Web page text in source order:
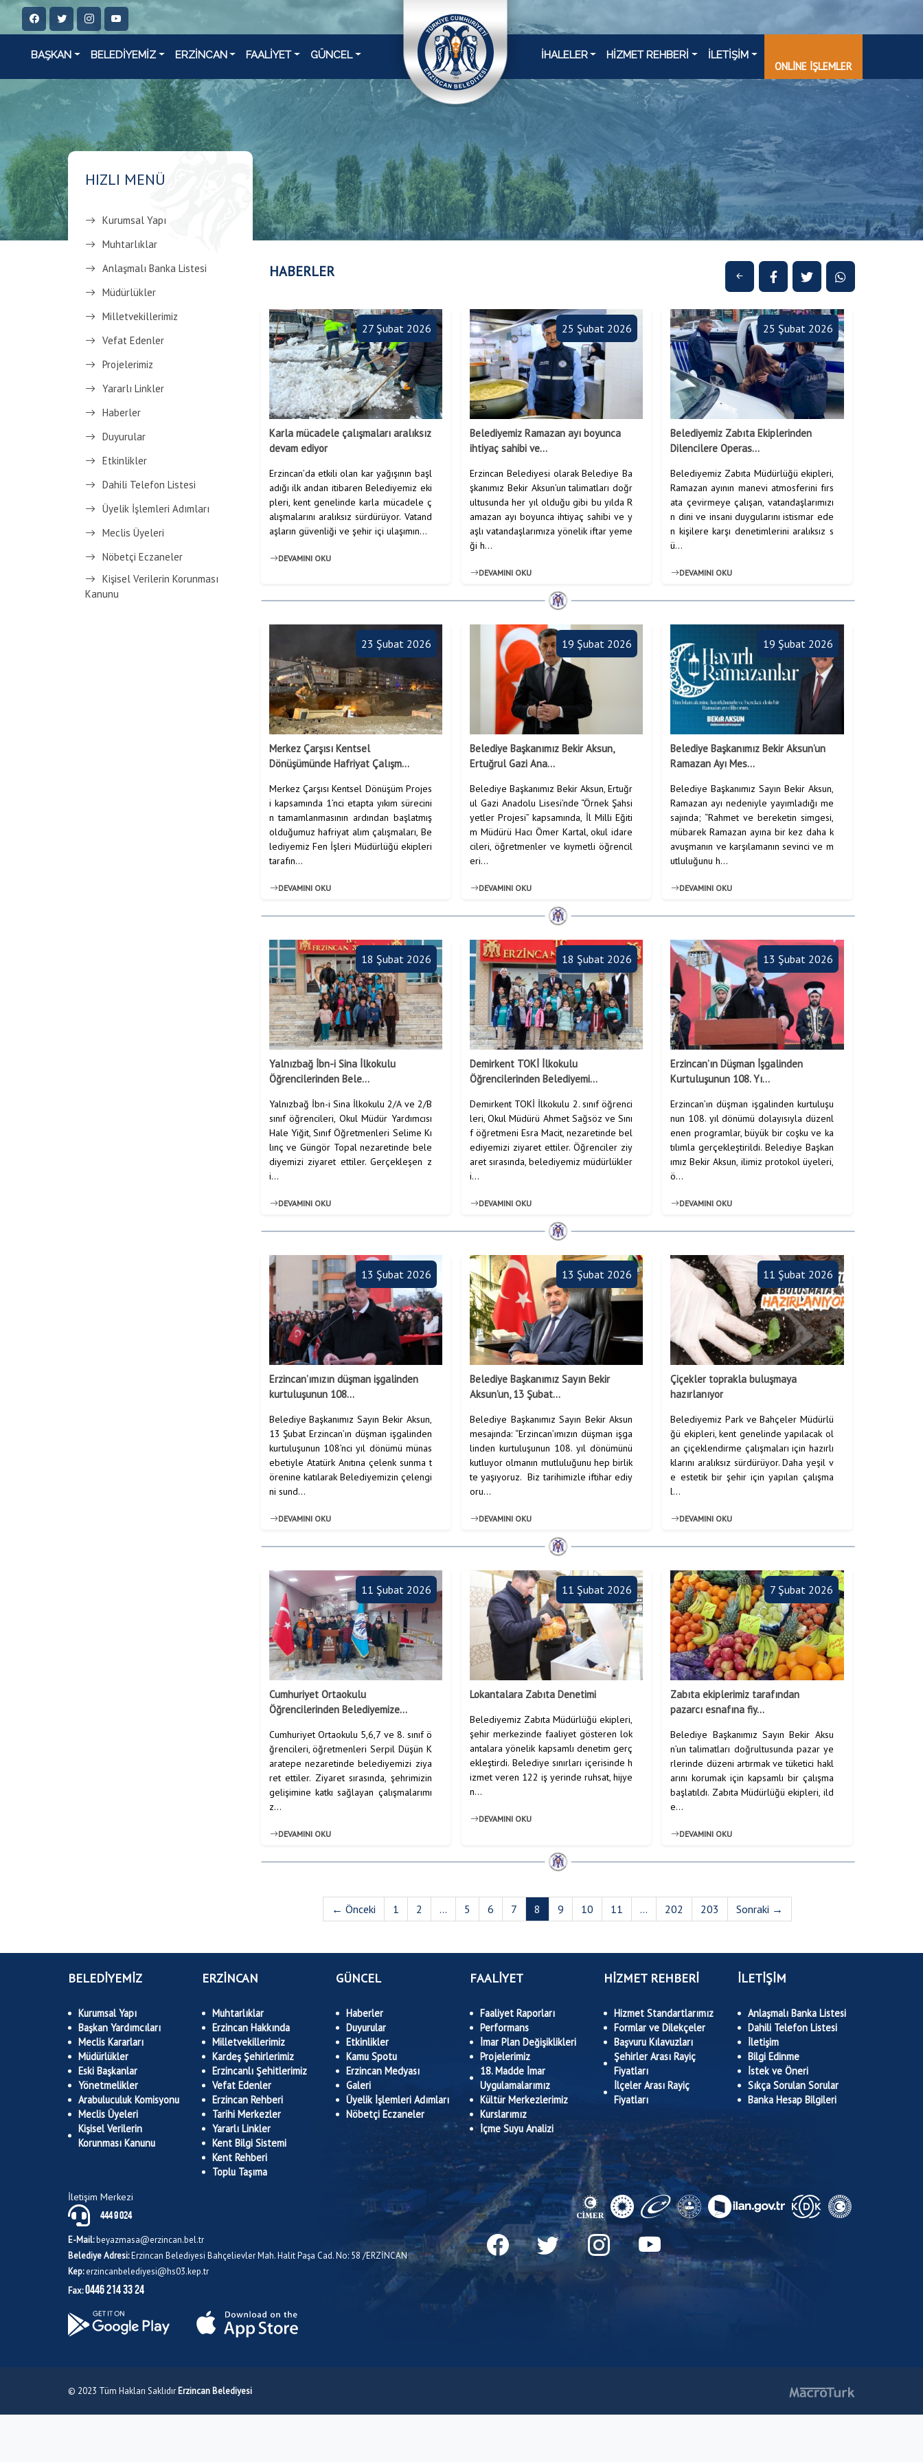
BAŞKAN BELEDİYEMİZ ERZİNCAN FAALİYET GÜNCEL İHALELER HİZMET REHBERİ İLETİŞİM
ONLİNE İŞLEMLER
Anasayfa / Haberler
HIZLI MENÜ
Kurumsal Yapı
Muhtarlıklar
Anlaşmalı Banka Listesi
Müdürlükler
Milletvekillerimiz
Vefat Edenler
Projelerimiz
Yararlı Linkler
Haberler
Duyurular
Etkinlikler
Dahili Telefon Listesi
Üyelik İşlemleri Adımları
Meclis Üyeleri
Nöbetçi Eczaneler
Kişisel Verilerin Korunması
Kanunu
HABERLER
27 Şubat 2026
Karla mücadele çalışmaları aralıksız
devam ediyor
Erzincan’da etkili olan kar yağışının başl
adığı ilk andan itibaren Belediyemiz eki
pleri, kent genelinde karla mücadele ç
alışmalarını aralıksız sürdürüyor. Vatand
aşların güvenliği ve şehir içi ulaşımın...
DEVAMINI OKU
25 Şubat 2026
Belediyemiz Ramazan ayı boyunca
ihtiyaç sahibi ve...
Erzincan Belediyesi olarak Belediye Ba
şkanımız Bekir Aksun’un talimatları doğr
ultusunda her yıl olduğu gibi bu yılda R
amazan ayı boyunca ihtiyaç sahibi ve y
aşlı vatandaşlarımıza yönelik iftar yeme
ği h...
DEVAMINI OKU
25 Şubat 2026
Belediyemiz Zabıta Ekiplerinden
Dilencilere Operas...
Belediyemiz Zabıta Müdürlüğü ekipleri,
Ramazan ayının manevi atmosferini fırs
ata çevirmeye çalışan, vatandaşlarımızı
n dini ve insani duygularını istismar ede
n kişilere karşı denetimlerini aralıksız s
ü...
DEVAMINI OKU
23 Şubat 2026
Merkez Çarşısı Kentsel
Dönüşümünde Hafriyat Çalışm...
Merkez Çarşısı Kentsel Dönüşüm Projes
i kapsamında 1’nci etapta yıkım sürecini
n tamamlanmasının ardından başlatmış
olduğumuz hafriyat alım çalışmaları, Be
lediyemiz Fen İşleri Müdürlüğü ekipleri
tarafın...
DEVAMINI OKU
19 Şubat 2026
Belediye Başkanımız Bekir Aksun,
Ertuğrul Gazi Ana...
Belediye Başkanımız Bekir Aksun, Ertuğr
ul Gazi Anadolu Lisesi’nde “Örnek Şahsi
yetler Projesi” kapsamında, İl Milli Eğiti
m Müdürü Hacı Ömer Kartal, okul idare
cileri, öğretmenler ve kıymetli öğrencil
eri...
DEVAMINI OKU
19 Şubat 2026
Belediye Başkanımız Bekir Aksun’un
Ramazan Ayı Mes...
Belediye Başkanımız Sayın Bekir Aksun,
Ramazan ayı nedeniyle yayımladığı me
sajında; “Rahmet ve bereketin simgesi,
mübarek Ramazan ayına bir kez daha k
avuşmanın ve karşılamanın sevinci ve m
utluluğunu h...
DEVAMINI OKU
18 Şubat 2026
Yalnızbağ İbn-i Sina İlkokulu
Öğrencilerinden Bele...
Yalnızbağ İbn-i Sina İlkokulu 2/A ve 2/B
sınıf öğrencileri, Okul Müdür Yardımcısı
Hale Yiğit, Sınıf Öğretmenleri Selime Kı
lınç ve Güngör Topal nezaretinde bele
diyemizi ziyaret ettiler. Gerçekleşen z
i...
DEVAMINI OKU
18 Şubat 2026
Demirkent TOKİ İlkokulu
Öğrencilerinden Belediyemi...
Demirkent TOKİ İlkokulu 2. sınıf öğrenci
leri, Okul Müdürü Ahmet Sağsöz ve Sını
f öğretmeni Esra Macit, nezaretinde bel
ediyemizi ziyaret ettiler. Öğrenciler ziy
aret sırasında, belediyemiz müdürlükler
i...
DEVAMINI OKU
13 Şubat 2026
Erzincan’ın Düşman İşgalinden
Kurtuluşunun 108. Yı...
Erzincan’ın düşman işgalinden kurtuluşu
nun 108. yıl dönümü dolayısıyla düzenl
enen programlar, büyük bir coşku ve ka
tılımla gerçekleştirildi. Belediye Başkan
ımız Bekir Aksun, ilimiz protokol üyeleri,
ö...
DEVAMINI OKU
13 Şubat 2026
Erzincan’ımızın düşman işgalinden
kurtuluşunun 108...
Belediye Başkanımız Sayın Bekir Aksun,
13 Şubat Erzincan’ın düşman işgalinden
kurtuluşunun 108’nci yıl dönümü münas
ebetiyle Atatürk Anıtına çelenk sunma t
örenine katılarak Belediyemizin çelengi
ni sund...
DEVAMINI OKU
13 Şubat 2026
Belediye Başkanımız Sayın Bekir
Aksun’un, 13 Şubat...
Belediye Başkanımız Sayın Bekir Aksun
mesajında: “Erzincan’ımızın düşman işga
linden kurtuluşunun 108. yıl dönümünü
kutluyor olmanın mutluluğunu hep birlik
te yaşıyoruz. Biz tarihimizle iftihar ediy
oru...
DEVAMINI OKU
11 Şubat 2026
Çiçekler toprakla buluşmaya
hazırlanıyor
Belediyemiz Park ve Bahçeler Müdürlü
ğü ekipleri, kent genelinde yapılacak ol
an çiçeklendirme çalışmaları için hazırlı
klarını aralıksız sürdürüyor. Daha yeşil v
e estetik bir şehir için yapılan çalışma
l...
DEVAMINI OKU
11 Şubat 2026
Cumhuriyet Ortaokulu
Öğrencilerinden Belediyemize...
Cumhuriyet Ortaokulu 5,6,7 ve 8. sınıf ö
ğrencileri, öğretmenleri Serpil Düşün K
aratepe nezaretinde belediyemizi ziya
ret ettiler. Ziyaret sırasında, şehrimizin
gelişimine katkı sağlayan çalışmalarımı
z...
DEVAMINI OKU
11 Şubat 2026
Lokantalara Zabıta Denetimi
Belediyemiz Zabıta Müdürlüğü ekipleri,
şehir merkezinde faaliyet gösteren lok
antalara yönelik kapsamlı denetim gerç
ekleştirdi. Belediye sınırları içerisinde h
izmet veren 122 iş yerinde ruhsat, hijye
n...
DEVAMINI OKU
7 Şubat 2026
Zabıta ekiplerimiz tarafından
pazarcı esnafına fiy...
Belediye Başkanımız Sayın Bekir Aksu
n’un talimatları doğrultusunda pazar ye
rlerinde düzeni artırmak ve tüketici hakl
arını korumak için kapsamlı bir çalışma
başlatıldı. Zabıta Müdürlüğü ekipleri, ild
e...
DEVAMINI OKU
← Önceki 1 2 ... 5 6 7 8 9 10 11 ... 202 203 Sonraki →
BELEDİYEMİZ
Kurumsal Yapı
Başkan Yardımcıları
Meclis Kararları
Müdürlükler
Eski Başkanlar
Yönetmelikler
Arabuluculuk Komisyonu
Meclis Üyeleri
Kişisel Verilerin
Korunması Kanunu
ERZİNCAN
Muhtarlıklar
Erzincan Hakkında
Milletvekillerimiz
Kardeş Şehirlerimiz
Erzincanlı Şehitlerimiz
Vefat Edenler
Erzincan Rehberi
Tarihi Merkezler
Yararlı Linkler
Kent Bilgi Sistemi
Kent Rehberi
Toplu Taşıma
GÜNCEL
Haberler
Duyurular
Etkinlikler
Kamu Spotu
Erzincan Medyası
Galeri
Üyelik İşlemleri Adımları
Nöbetçi Eczaneler
FAALİYET
Faaliyet Raporları
Performans
İmar Plan Değişiklikleri
Projelerimiz
18. Madde İmar
Uygulamalarımız
Kültür Merkezlerimiz
Kurslarımız
İçme Suyu Analizi
HİZMET REHBERİ
Hizmet Standartlarımız
Formlar ve Dilekçeler
Başvuru Kılavuzları
Şehirler Arası Rayiç
Fiyatları
İlçeler Arası Rayiç
Fiyatları
İLETİŞİM
Anlaşmalı Banka Listesi
Dahili Telefon Listesi
İletişim
Bilgi Edinme
İstek ve Öneri
Sıkça Sorulan Sorular
Banka Hesap Bilgileri
İletişim Merkezi
444 9 024
E-Mail:beyazmasa@erzincan.bel.tr
Belediye Adresi:Erzincan Belediyesi Bahçelievler Mah. Halit Paşa Cad. No: 58 /ERZİNCAN
Kep:erzincanbelediyesi@hs03.kep.tr
Fax:0446 214 33 24
© 2023 Tüm Hakları Saklıdır Erzincan Belediyesi